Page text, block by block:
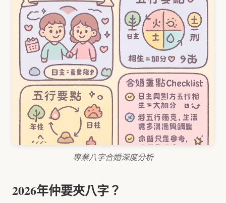
專業八字合婚深度分析
2026年仲要夾八字？